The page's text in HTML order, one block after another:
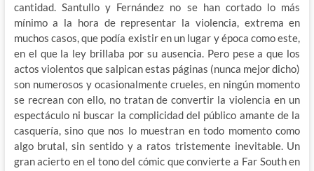
cantidad. Santullo y Fernández no se han cortado lo más
mínimo a la hora de representar la violencia, extrema en
muchos casos, que podía existir en un lugar y época como este,
en el que la ley brillaba por su ausencia. Pero pese a que los
actos violentos que salpican estas páginas (nunca mejor dicho)
son numerosos y ocasionalmente crueles, en ningún momento
se recrean con ello, no tratan de convertir la violencia en un
espectáculo ni buscar la complicidad del público amante de la
casquería, sino que nos lo muestran en todo momento como
algo brutal, sin sentido y a ratos tristemente inevitable. Un
gran acierto en el tono del cómic que convierte a Far South en